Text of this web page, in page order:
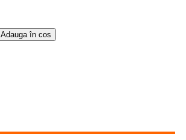
Adauga în cos